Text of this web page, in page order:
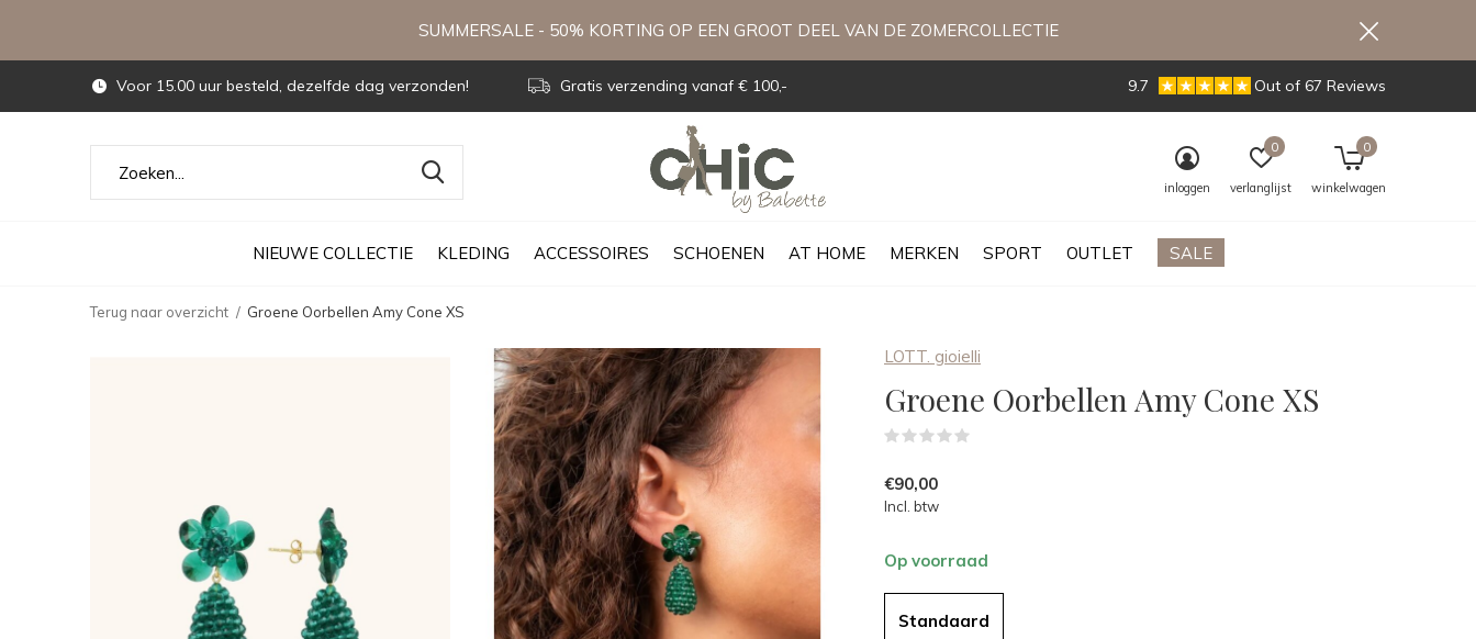
NIEUWE COLLECTIE KLEDING ACCESSOIRES SCHOENEN AT HOME MERKEN SPORT OUTLET SALE
inloggen verlanglijst
0
winkelwagen
0
Voor 15.00 uur besteld, dezelfde dag verzonden! Gratis verzending vanaf € 100,- 9.7 Out of 67 Reviews
SUMMERSALE - 50% KORTING OP EEN GROOT DEEL VAN DE ZOMERCOLLECTIE
Terug naar overzicht Groene Oorbellen Amy Cone XS
LOTT. gioielli
Groene Oorbellen Amy Cone XS
€90,00
Incl. btw
Op voorraad
Standaard